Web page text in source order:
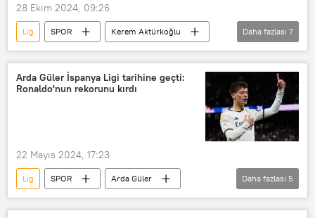
28 Ekim 2024, 09:26
Lig SPOR
Kerem Aktürkoğlu
Benfica Futbol Takımı
Portekiz
Futbol
Türkiye Futbol Federasyonu (TFF)
Daha fazlası 7
Arda Güler İspanya Ligi tarihine geçti:
Ronaldo'nun rekorunu kırdı
22 Mayıs 2024, 17:23
Lig SPOR
Arda Güler
Rekor
Cristiano Ronaldo
Daha fazlası 5